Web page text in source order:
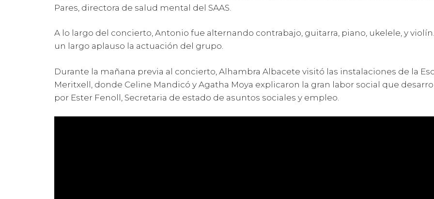
Pares, directora de salud mental del SAAS.
A lo largo del concierto, Antonio fue alternando contrabajo, guitarra, piano, ukelele, y
un largo aplauso la actuación del grupo.
Durante la mañana previa al concierto, Alhambra Albacete visitó las instalaciones de la
Meritxell, donde Celine Mandicó y Agatha Moya explicaron la gran labor social que
por Ester Fenoll, Secretaria de estado de asuntos sociales y empleo.